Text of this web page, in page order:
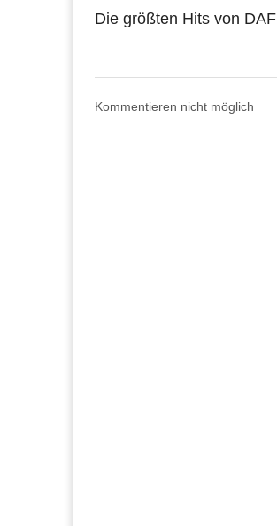
Die größten Hits von DAF
Kommentieren nicht möglich